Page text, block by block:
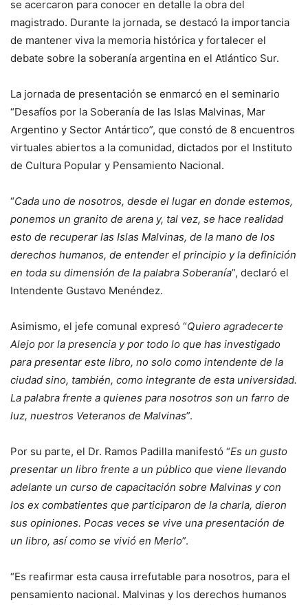
se acercaron para conocer en detalle la obra del
magistrado. Durante la jornada, se destacó la importancia
de mantener viva la memoria histórica y fortalecer el
debate sobre la soberanía argentina en el Atlántico Sur.
La jornada de presentación se enmarcó en el seminario
“Desafíos por la Soberanía de las Islas Malvinas, Mar
Argentino y Sector Antártico”, que constó de 8 encuentros
virtuales abiertos a la comunidad, dictados por el Instituto
de Cultura Popular y Pensamiento Nacional.
“Cada uno de nosotros, desde el lugar en donde estemos,
ponemos un granito de arena y, tal vez, se hace realidad
esto de recuperar las Islas Malvinas, de la mano de los
derechos humanos, de entender el principio y la definición
en toda su dimensión de la palabra Soberanía”, declaró el
Intendente Gustavo Menéndez.
Asimismo, el jefe comunal expresó “Quiero agradecerte
Alejo por la presencia y por todo lo que has investigado
para presentar este libro, no solo como intendente de la
ciudad sino, también, como integrante de esta universidad.
La palabra frente a quienes para nosotros son un farro de
luz, nuestros Veteranos de Malvinas”.
Por su parte, el Dr. Ramos Padilla manifestó “Es un gusto
presentar un libro frente a un público que viene llevando
adelante un curso de capacitación sobre Malvinas y con
los ex combatientes que participaron de la charla, dieron
sus opiniones. Pocas veces se vive una presentación de
un libro, así como se vivió en Merlo”.
“Es reafirmar esta causa irrefutable para nosotros, para el
pensamiento nacional. Malvinas y los derechos humanos